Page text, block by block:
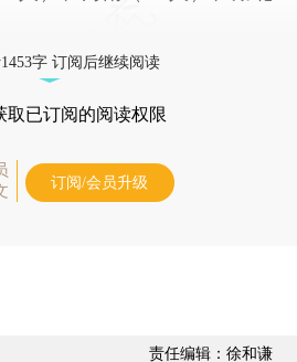
字 订阅后继续阅读
取已订阅的阅读权限
订阅/会员升级
责任编辑：徐和谦